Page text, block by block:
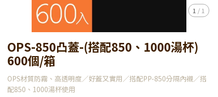
1 / 1
OPS-850凸蓋-(搭配850、1000湯杯)
600個/箱
OPS材質防霧、高透明度／好蓋又實用／搭配PP-850分隔內襯／搭
配850、1000湯杯使用